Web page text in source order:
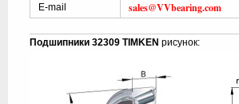
E-mail
sales@VVbearing.com
Подшипники 32309 TIMKEN рисунок: